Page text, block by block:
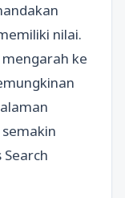
nilai.
ke